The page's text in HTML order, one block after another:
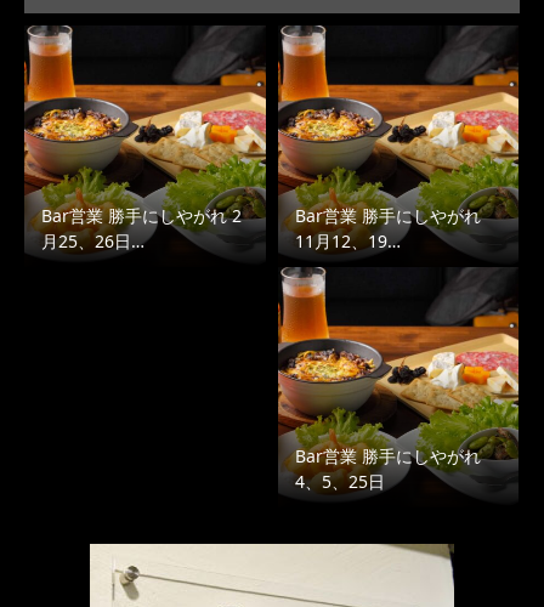
Bar営業 勝手にしやがれ 2
月25、26日…
Bar営業 勝手にしやがれ
11月12、19…
Bar営業 勝手にしやがれ
4、5、25日